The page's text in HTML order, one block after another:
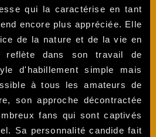
qui la caractérise en tant
encore plus appréciée. Elle
de la nature et de la vie en
dans son travail de
d'habillement simple mais
à tous les amateurs de
son approche décontractée
fans qui sont captivés
Sa personnalité candide fait